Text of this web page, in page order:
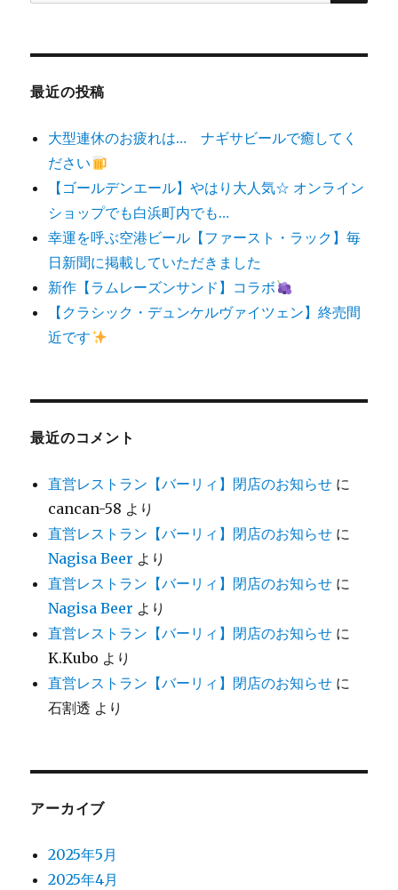
象:
最近の投稿
大型連休のお疲れは… ナギサビールで癒してく
ださい
【ゴールデンエール】やはり大人気☆ オンライン
ショップでも白浜町内でも…
幸運を呼ぶ空港ビール【ファースト・ラック】毎
日新聞に掲載していただきました
新作【ラムレーズンサンド】コラボ
【クラシック・デュンケルヴァイツェン】終売間
近です
最近のコメント
直営レストラン【バーリィ】閉店のお知らせ に
cancan-58 より
直営レストラン【バーリィ】閉店のお知らせ に
Nagisa Beer より
直営レストラン【バーリィ】閉店のお知らせ に
Nagisa Beer より
直営レストラン【バーリィ】閉店のお知らせ に
K.Kubo より
直営レストラン【バーリィ】閉店のお知らせ に
石割透 より
アーカイブ
2025年5月
2025年4月